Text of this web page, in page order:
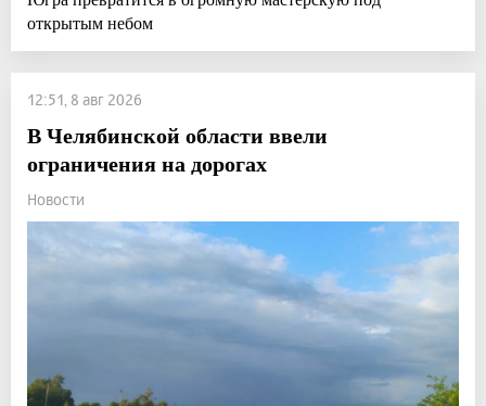
открытым небом
12:51, 8 авг 2026
В Челябинской области ввели
ограничения на дорогах
Новости